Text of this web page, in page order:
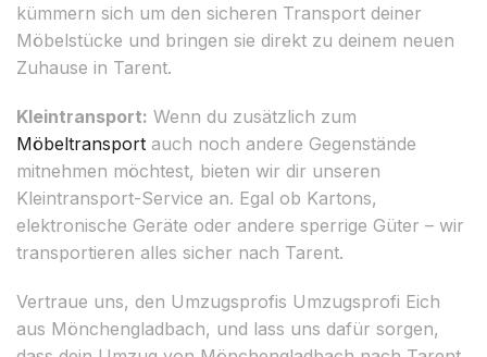
kümmern sich um den sicheren Transport deiner
Möbelstücke und bringen sie direkt zu deinem neuen
Zuhause in Tarent.
Kleintransport: Wenn du zusätzlich zum
Möbeltransport auch noch andere Gegenstände
mitnehmen möchtest, bieten wir dir unseren
Kleintransport-Service an. Egal ob Kartons,
elektronische Geräte oder andere sperrige Güter – wir
transportieren alles sicher nach Tarent.
Vertraue uns, den Umzugsprofis Umzugsprofi Eich
aus Mönchengladbach, und lass uns dafür sorgen,